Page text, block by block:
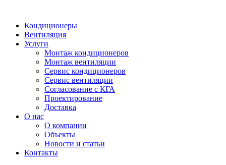
Кондиционеры
Вентиляция
Услуги
Монтаж кондиционеров
Монтаж вентиляции
Сервис кондиционеров
Сервис вентиляции
Согласование с КГА
Проектирование
Доставка
О нас
О компании
Объекты
Новости и статьи
Контакты